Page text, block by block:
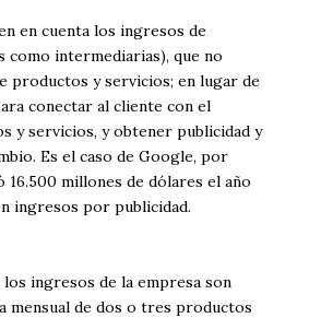
en cuenta los ingresos de
como intermediarias), que no
productos y servicios; en lugar de
conectar al cliente con el
y servicios, y obtener publicidad y
Es el caso de Google, por
16.500 millones de dólares el año
ingresos por publicidad.
ingresos de la empresa son
mensual de dos o tres productos